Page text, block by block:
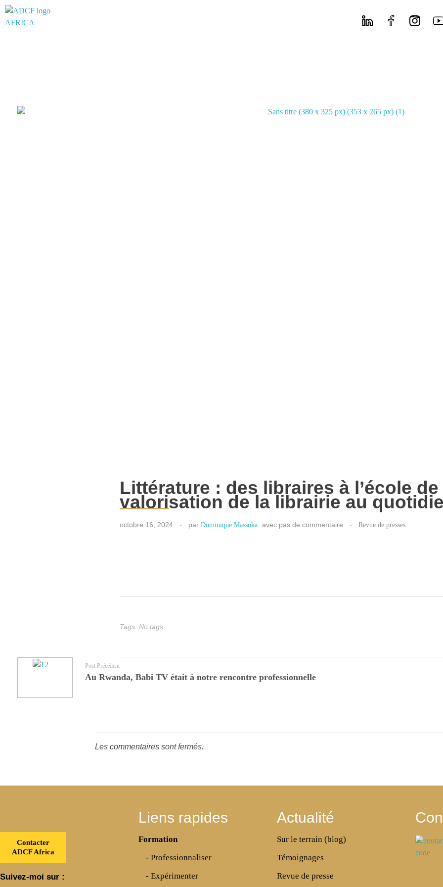
Littérature : des libraires à l’école de
valorisation de la librairie au
octobre 16, 2024 par Dominique Massoka avec pas de commentaire Revue de presses
Tags: No tags
Post Précédent
Au Rwanda, Babi TV était à notre rencontre professionnelle
Les commentaires sont fermés.
Contacter
ADCF Africa
Suivez-moi sur :
Liens rapides
Formation
- Professionnaliser
- Expérimenter
Actualité
Sur le terrain (blog)
Témoignages
Revue de presse